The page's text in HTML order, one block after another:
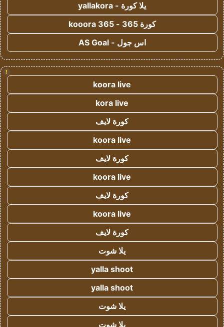
يلا كورة - yallakora
كورة 365 - kooora 365
اس جول - AS Goal
!
koora live
kora live
كورة لايف
koora live
كورة لايف
koora live
كورة لايف
koora live
كورة لايف
يلا شوت
yalla shoot
yalla shoot
يلا شوت
يلا شوت